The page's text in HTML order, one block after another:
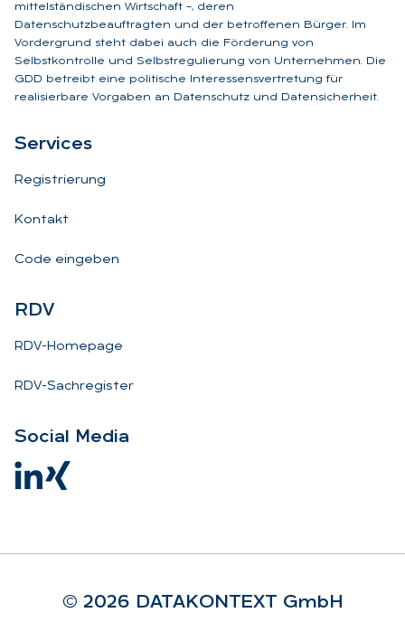
mittelständischen Wirtschaft –, deren
Datenschutzbeauftragten und der betroffenen Bürger. Im
Vordergrund steht dabei auch die Förderung von
Selbstkontrolle und Selbstregulierung von Unternehmen. Die
GDD betreibt eine politische Interessensvertretung für
realisierbare Vorgaben an Datenschutz und Datensicherheit.
Ser­vices
Registrierung
Kontakt
Code eingeben
RDV
RDV-Homepage
RDV-Sachregister
So­ci­al Me­dia
© 2026 DA­TA­KON­TEXT GmbH